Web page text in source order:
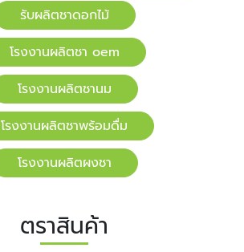
รับผลิตชาดอกไม้
โรงงานผลิตชา oem
โรงงานผลิตชานม
โรงงานผลิตชาพร้อมดื่ม
โรงงานผลิตผงชา
ตราสินค้า